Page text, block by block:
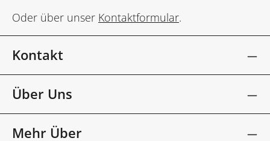
Oder über unser Kontaktformular.
Kontakt
Über Uns
Mehr Über